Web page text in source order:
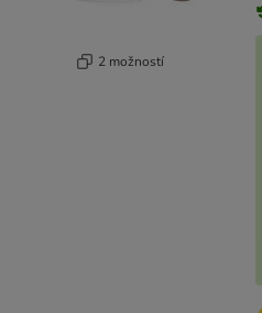
2 možností